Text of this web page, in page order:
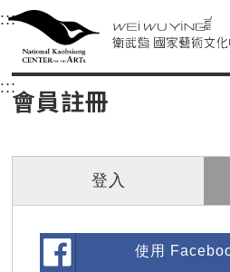
衛武營國家藝術文化
中央內容區塊，為本頁主要內容區。
:::選單連結區塊，此區塊列有
衛武營國家藝術文
::: 中央內容區塊，為本頁主要
會員註冊
登入
使用